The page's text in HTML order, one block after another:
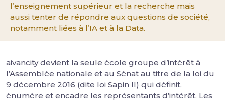
l’enseignement supérieur et la recherche mais
aussi tenter de répondre aux questions de société,
notamment liées à l’IA et à la Data.
aivancity devient la seule école groupe d’intérêt à
l’Assemblée nationale et au Sénat au titre de la loi du
9 décembre 2016 (dite loi Sapin II) qui définit,
énumère et encadre les représentants d’intérêt. Les